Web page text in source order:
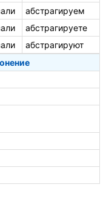
абстрагируем
абстрагируете
абстрагируют